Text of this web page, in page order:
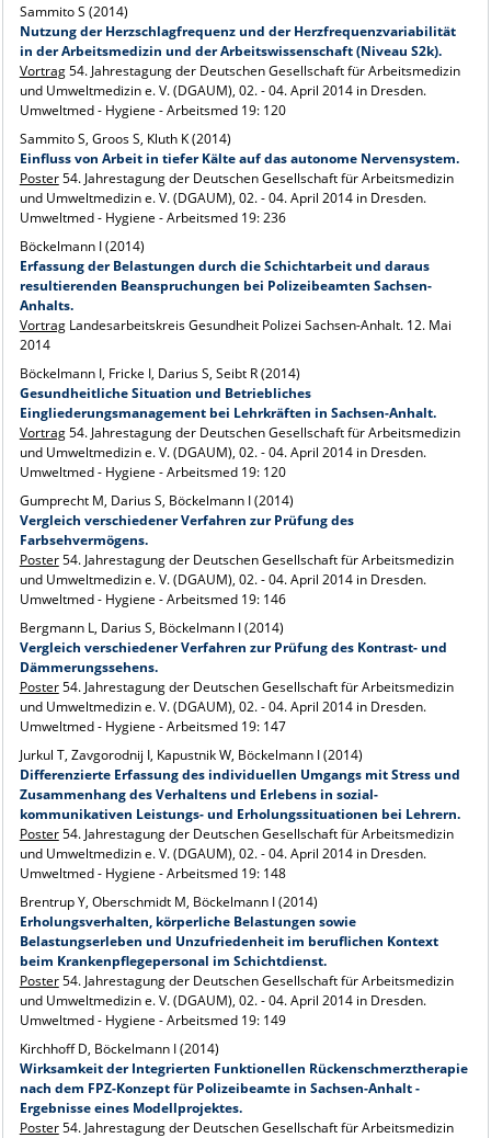
Sammito S (2014)
Nutzung der Herzschlagfrequenz und der Herzfrequenzvariabilität
in der Arbeitsmedizin und der Arbeitswissenschaft (Niveau S2k).
Vortrag54. Jahrestagung der Deutschen Gesellschaft für Arbeitsmedizin
und Umweltmedizin e. V. (DGAUM), 02. - 04. April 2014 in Dresden.
Umweltmed - Hygiene - Arbeitsmed 19: 120
Sammito S, Groos S, Kluth K (2014)
Einfluss von Arbeit in tiefer Kälte auf das autonome Nervensystem.
Poster54. Jahrestagung der Deutschen Gesellschaft für Arbeitsmedizin
und Umweltmedizin e. V. (DGAUM), 02. - 04. April 2014 in Dresden.
Umweltmed - Hygiene - Arbeitsmed 19: 236
Böckelmann I (2014)
Erfassung der Belastungen durch die Schichtarbeit und daraus
resultierenden Beanspruchungen bei Polizeibeamten Sachsen-
Anhalts.
VortragLandesarbeitskreis Gesundheit Polizei Sachsen-Anhalt. 12. Mai
2014
Böckelmann I, Fricke I, Darius S, Seibt R (2014)
Gesundheitliche Situation und Betriebliches
Eingliederungsmanagement bei Lehrkräften in Sachsen-Anhalt.
Vortrag54. Jahrestagung der Deutschen Gesellschaft für Arbeitsmedizin
und Umweltmedizin e. V. (DGAUM), 02. - 04. April 2014 in Dresden.
Umweltmed - Hygiene - Arbeitsmed 19: 120
Gumprecht M, Darius S, Böckelmann I (2014)
Vergleich verschiedener Verfahren zur Prüfung des
Farbsehvermögens.
Poster54. Jahrestagung der Deutschen Gesellschaft für Arbeitsmedizin
und Umweltmedizin e. V. (DGAUM), 02. - 04. April 2014 in Dresden.
Umweltmed - Hygiene - Arbeitsmed 19: 146
Bergmann L, Darius S, Böckelmann I (2014)
Vergleich verschiedener Verfahren zur Prüfung des Kontrast- und
Dämmerungssehens.
Poster54. Jahrestagung der Deutschen Gesellschaft für Arbeitsmedizin
und Umweltmedizin e. V. (DGAUM), 02. - 04. April 2014 in Dresden.
Umweltmed - Hygiene - Arbeitsmed 19: 147
Jurkul T, Zavgorodnij I, Kapustnik W, Böckelmann I (2014)
Differenzierte Erfassung des individuellen Umgangs mit Stress und
Zusammenhang des Verhaltens und Erlebens in sozial-
kommunikativen Leistungs- und Erholungssituationen bei Lehrern.
Poster54. Jahrestagung der Deutschen Gesellschaft für Arbeitsmedizin
und Umweltmedizin e. V. (DGAUM), 02. - 04. April 2014 in Dresden.
Umweltmed - Hygiene - Arbeitsmed 19: 148
Brentrup Y, Oberschmidt M, Böckelmann I (2014)
Erholungsverhalten, körperliche Belastungen sowie
Belastungserleben und Unzufriedenheit im beruflichen Kontext
beim Krankenpflegepersonal im Schichtdienst.
Poster54. Jahrestagung der Deutschen Gesellschaft für Arbeitsmedizin
und Umweltmedizin e. V. (DGAUM), 02. - 04. April 2014 in Dresden.
Umweltmed - Hygiene - Arbeitsmed 19: 149
Kirchhoff D, Böckelmann I (2014)
Wirksamkeit der Integrierten Funktionellen Rückenschmerztherapie
nach dem FPZ-Konzept für Polizeibeamte in Sachsen-Anhalt -
Ergebnisse eines Modellprojektes.
Poster54. Jahrestagung der Deutschen Gesellschaft für Arbeitsmedizin